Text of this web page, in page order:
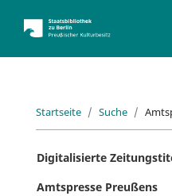
Startseite Suche
Digitalisierte
Amtspresse Preußens